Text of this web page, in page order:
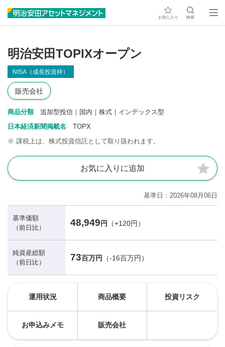
お気に入り 検索
明治安田TOPIXオープン
NISA（成長投資枠）
販売会社
商品分類
追加型投信｜国内｜株式｜インデックス型
日本経済新聞掲載名
TOPX
※ 課税上は、株式投資信託として取り扱われます。
お気に入りに追加
基準日 2026年08月06日
基準価額
（前日比）
48,949 円 （+120円）
純資産総額
（前日比）
73百万円 （-16百万円）
運用状況 商品概要 投資リスク
お申込みメモ 販売会社